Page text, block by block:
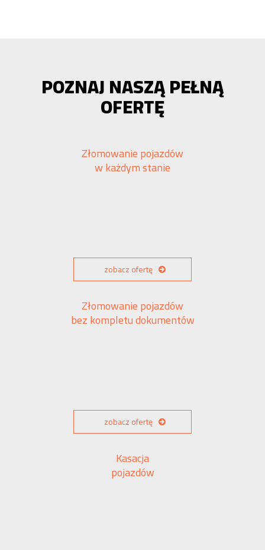
POZNAJ NASZĄ PEŁNĄ
OFERTĘ
Złomowanie pojazdów
w każdym stanie
zobacz ofertę
Złomowanie pojazdów
bez kompletu dokumentów
zobacz ofertę
Kasacja
pojazdów